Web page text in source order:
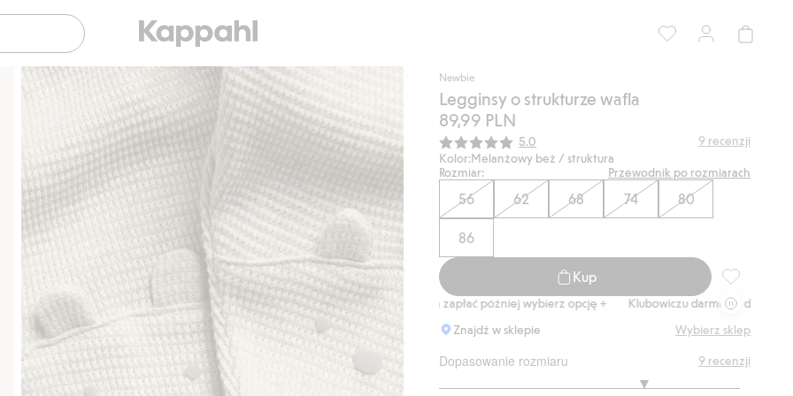
Newbie
Legginsy o strukturze wafla
89,99 PLN
Średnia ocena:
5.0 9 recenzji
Kolor:Melanżowy beż / struktura
Rozmiar:
Przewodnik po rozmiarach
56 62 68 74 80
86
Kup
Legginsy
Klubowiczu darmowa dostawa od 150 zł Kup teraz, a zapłać później wybierz opcję +
Klubowiczu darmowa dostawa od 150 zł
Znajdź w sklepie
Wybierz sklep
Dopasowanie rozmiaru 9 recenzji